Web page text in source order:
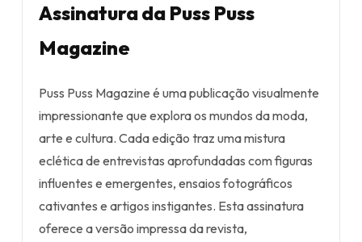
Assinatura da Puss Puss
Magazine
Puss Puss Magazine é uma publicação visualmente
impressionante que explora os mundos da moda,
arte e cultura. Cada edição traz uma mistura
eclética de entrevistas aprofundadas com figuras
influentes e emergentes, ensaios fotográficos
cativantes e artigos instigantes. Esta assinatura
oferece a versão impressa da revista,